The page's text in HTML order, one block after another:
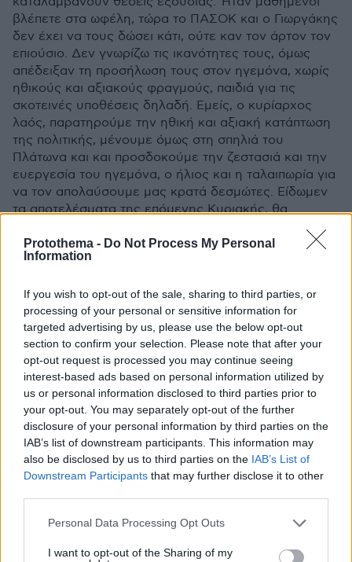
Protothema - Do Not Process My Personal
Information
If you wish to opt-out of the sale, sharing to third parties, or
processing of your personal or sensitive information for
targeted advertising by us, please use the below opt-out
section to confirm your selection. Please note that after your
opt-out request is processed you may continue seeing
interest-based ads based on personal information utilized by
us or personal information disclosed to third parties prior to
your opt-out. You may separately opt-out of the further
disclosure of your personal information by third parties on the
IAB’s list of downstream participants. This information may
also be disclosed by us to third parties on the IAB’s List of
Downstream Participants that may further disclose it to other
Please note that this website/app uses one or more Google
not limited to your visit or usage behaviour. You may click to
Personal Data Processing Opt Outs
I want to opt-out of the Sharing of my
βλέπετε στα ωφέλη, τώρα το ΠΑΣΟΚ και ο Γιωργάκης
δεν έχει να τους δώσει κάτι, ούτε καν τον άρτον τον
επιούσιο. Δεν γνωρίζω τις ικανότητες τους, όμως
απέδειξαν τη προσήλωση τους στον ηγεμόνα, χωρίς
ηθικούς και αξιακούς φραγμούς, παιδιά για τις
σκοτεινές υποθέσεις δηλαδή. Εμείς, ο κυρίαρχος
λαός, παρατηρούμε την ηθική και αξιακή κατάπτωση
της πολιτικής, μένουμε όμως στη σπηλιά του
Πλάτωνα και και προσδοκούμε την ζεστασιά και την
ευεργεσία του ηγεμόνα, ο ήλιος και η ταλαιπωρία για
να τον απολαύσουμε μας κρατά δεσμώτες. Είδωμεν
τα αποτελέσματα της επόμενης Κυριακής, θα
αποδείξουν ή όχι την ύπαρξη σκεπτόμενων πολιτών ;
Κάποιοι πρέπει να ξεπεράσουν τις φοβίες τους…..,
αξίζει η θέαση του φωτός ! Η ελευθερία δεν
ψευδαίσθηση της παρεχόμενης άσφάλειας.
ΑΠΑΝΤΗΣΗ
Τι θα γίνει με τα χαλιά;
03.06.2024, 10:34
που χρωστάει ο λεγάμενος από τότε που ήταν στη Ν.
Δημοκρατία;
ΑΠΑΝΤΗΣΗ
Ρε παιδιά έλεος, το χρέος
του, αλλά από το γραφείο του της Νέας